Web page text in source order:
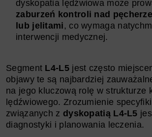
dyskopatia lędźwiowa może
zaburzeń kontroli nad
lub jelitami, co wymaga
interwencji medycznej.
Segment L4-L5jest często
objawy te są najbardziej
na jego kluczową rolę w strukturze
lędźwiowego. Zrozumienie
związanych z dyskopatią L4-L5
diagnostyki i planowania leczenia.